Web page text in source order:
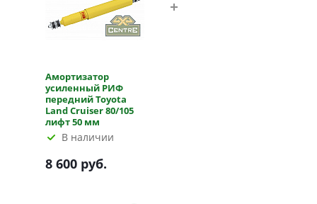
Амортизатор
усиленный РИФ
передний Toyota
Land Cruiser 80/105
лифт 50 мм
В наличии
8 600 руб.